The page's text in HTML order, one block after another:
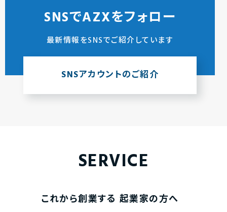
SNSでAZXをフォロー
最新情報をSNSでご紹介しています
SNSアカウントのご紹介
SERVICE
これから創業する 起業家の方へ